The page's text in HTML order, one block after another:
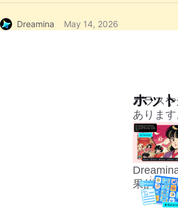
Dreamina May 14, 2026
ガラス
ありま
体的な
ルを使
で取り
果的に
ホッ